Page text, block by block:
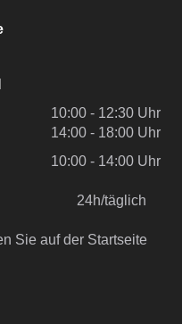
10:00 - 12:30 Uhr
14:00 - 18:00 Uhr
10:00 - 14:00 Uhr
24h/täglich
Sie auf der Startseite